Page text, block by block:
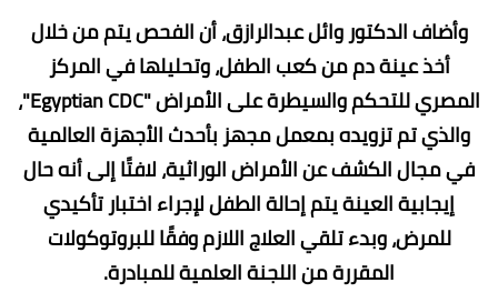
وأضاف الدكتور وائل عبدالرازق، أن الفحص يتم من خلال
أخذ عينة دم من كعب الطفل، وتحليلها في المركز
المصري للتحكم والسيطرة على الأمراض "Egyptian CDC"،
والذي تم تزويده بمعمل مجهز بأحدث الأجهزة العالمية
في مجال الكشف عن الأمراض الوراثية، لافتًا إلى أنه حال
إيجابية العينة يتم إحالة الطفل لإجراء اختبار تأكيدي
للمرض، وبدء تلقي العلاج اللازم وفقًا للبروتوكولات
المقررة من اللجنة العلمية للمبادرة.